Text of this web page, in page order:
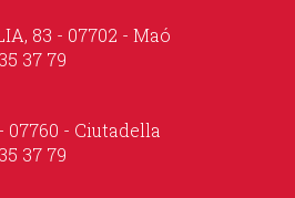
83 - 07702 - Maó
37 79
07760 - Ciutadella
37 79